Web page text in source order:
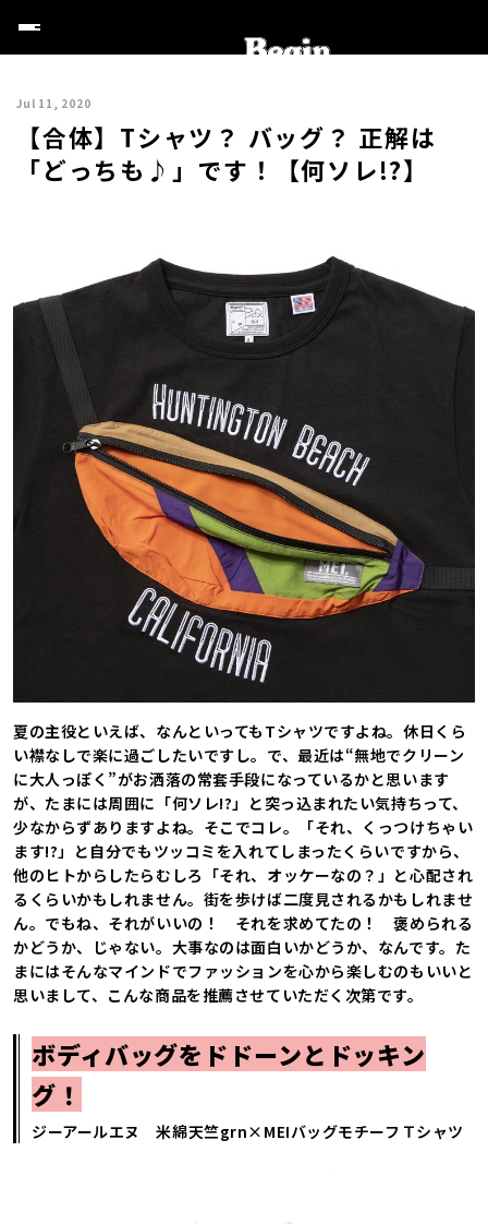
Jul 11, 2020
【合体】Tシャツ？ バッグ？ 正解は
「どっちも♪」です！【何ソレ!?】
夏の主役といえば、なんといってもTシャツですよね。休日くら
い襟なしで楽に過ごしたいですし。で、最近は“無地でクリーン
に大人っぽく”がお洒落の常套手段になっているかと思います
が、たまには周囲に「何ソレ!?」と突っ込まれたい気持ちって、
少なからずありますよね。そこでコレ。「それ、くっつけちゃい
ます!?」と自分でもツッコミを入れてしまったくらいですから、
他のヒトからしたらむしろ「それ、オッケーなの？」と心配され
るくらいかもしれません。街を歩けば二度見されるかもしれませ
ん。でもね、それがいいの！ それを求めてたの！ 褒められる
かどうか、じゃない。大事なのは面白いかどうか、なんです。た
まにはそんなマインドでファッションを心から楽しむのもいいと
思いまして、こんな商品を推薦させていただく次第です。
ボディバッグをドドーンとドッキン
グ！
ジーアールエヌ 米綿天竺grn×MEIバッグモチーフＴシャツ